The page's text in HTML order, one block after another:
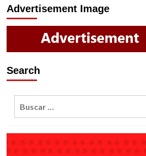
Advertisement Image
Search